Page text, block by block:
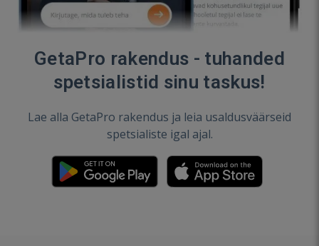
GetaPro rakendus - tuhanded
spetsialistid sinu taskus!
Lae alla GetaPro rakendus ja leia usaldusväärseid
spetsialiste igal ajal.